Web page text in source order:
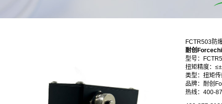
FCTR503防
耐创
型号：
扭矩精度：
类型：扭矩
品牌：耐创
热线：400-